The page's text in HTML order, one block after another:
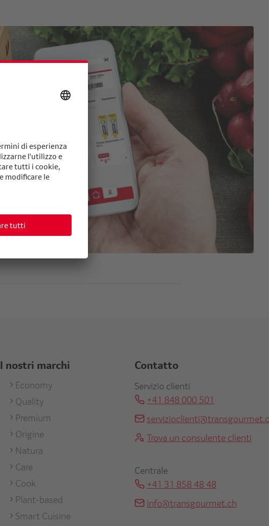
I nostri marchi
Footer
Unsere
Marken
Economy
Quality
Premium
Origine
Natura
Care
Cook
Plant-based
Smart Cuisine
Contatto
Servizio clienti
+41 848 000 501
Trova un consulente clienti
Centrale
+41 31 858 48 48
info@transgourmet.ch